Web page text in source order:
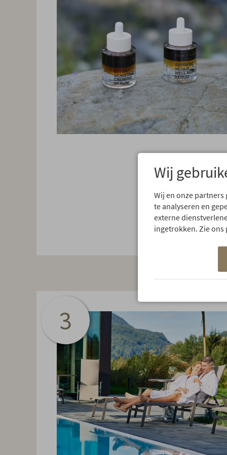
3
Wij
Wij en onze
te analyseren en
externe
ingetrokken. Zie